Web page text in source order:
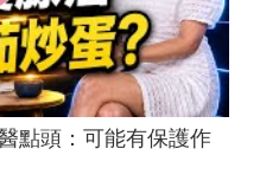
點頭：可能有保護作